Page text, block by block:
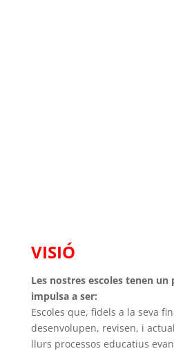
VISIÓ
Les nostres escoles tenen
impulsa a ser:
Escoles que, fidels a la seva
desenvolupen, revisen, i
llurs processos educatius